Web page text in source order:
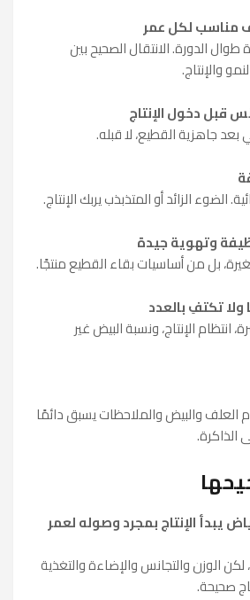
الدورة. الانتقال الصحيح بين
والإنتاج.
بعد جاهزية القطيع، لا قبله.
الضوء الزائد أو المتذبذب يربك الإنتاج.
بل من أساسيات بقاء القطيع منتجًا.
انتظام الإنتاج، ونسبة البيض غير
العلف والبيض والملاحظات يسبق دائمًا
الذاكرة.
البياض يبدأ الإنتاج بمجرد وصوله لعمر
الوزن والتجانس والإضاءة والتغذية
صحيحة.